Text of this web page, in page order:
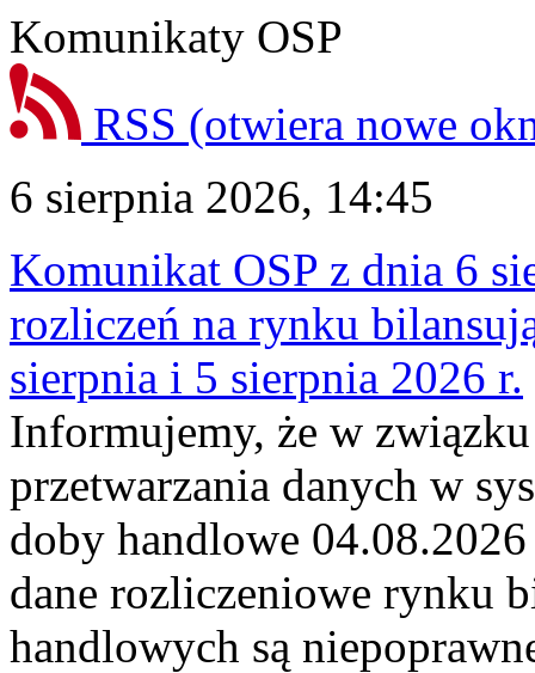
Komunikaty OSP
RSS (otwiera nowe
6 sierpnia 2026, 14:45
Komunikat OSP z dnia 6
rozliczeń na rynku
sierpnia i 5 sierpnia 2026 r.
Informujemy, że w
przetwarzania danych w
doby handlowe
dane rozliczeniowe rynku
handlowych są